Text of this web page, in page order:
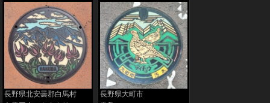
長野県北安曇郡白馬村
長野県大町市